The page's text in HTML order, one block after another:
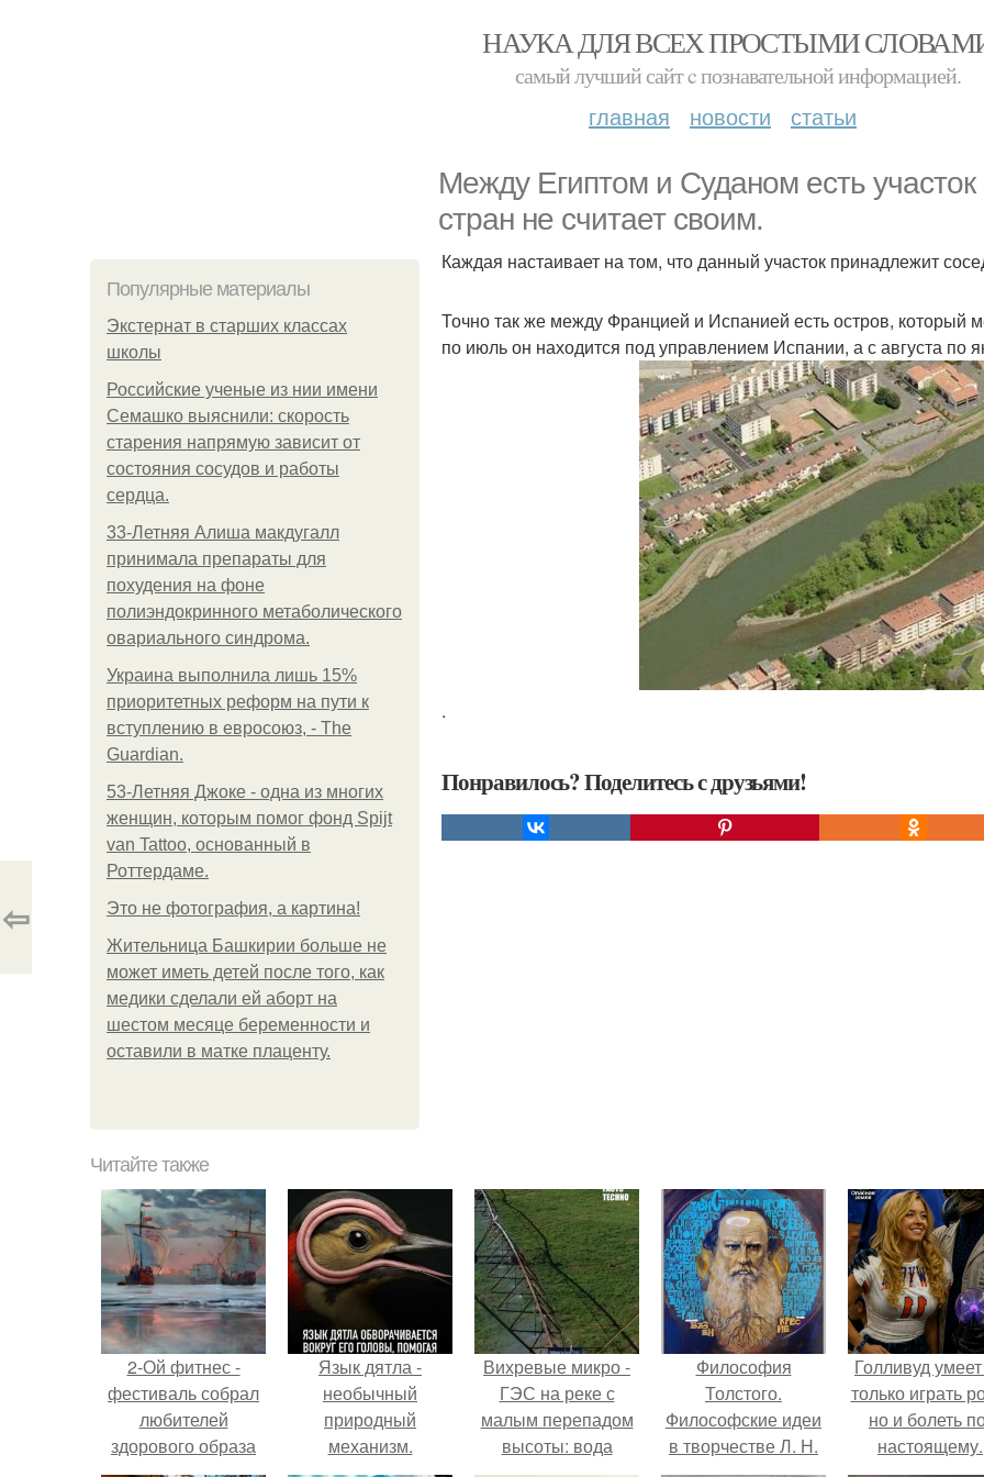
НАУКА ДЛЯ ВСЕХ ПРОСТЫМИ
самый лучший сайт c познавательной информацией.
главная новости статьи
Между Египтом и Суданом есть
стран не считает своим.
Популярные материалы
Экстернат в старших классах
школы
Российские ученые из нии имени
Семашко выяснили: скорость
старения напрямую зависит от
состояния сосудов и работы
сердца.
33-Летняя Алиша макдугалл
принимала препараты для
похудения на фоне
полиэндокринного метаболического
овариального синдрома.
Украина выполнила лишь 15%
приоритетных реформ на пути к
вступлению в евросоюз, - The
Guardian.
53-Летняя Джоке - одна из многих
женщин, которым помог фонд Spijt
van Tattoo, основанный в
Роттердаме.
Это не фотография, а картина!
Жительница Башкирии больше не
может иметь детей после того, как
медики сделали ей аборт на
шестом месяце беременности и
оставили в матке плаценту.
Каждая настаивает на том, что данный участок принадлежит
Точно так же между Францией и Испанией есть остров,
по июль он находится под управлением Испании, а с августа по
.
Понравилось? Поделитесь с друзьями!
⇦
Читайте также
2-Ой фитнес -
фестиваль собрал
любителей
здорового образа
Язык дятла -
необычный
природный
механизм.
Вихревые микро -
ГЭС на реке с
малым перепадом
высоты: вода
Философия
Толстого.
Философские идеи
в творчестве Л. Н.
Голливуд
только играть
но и болеть
настоящему.